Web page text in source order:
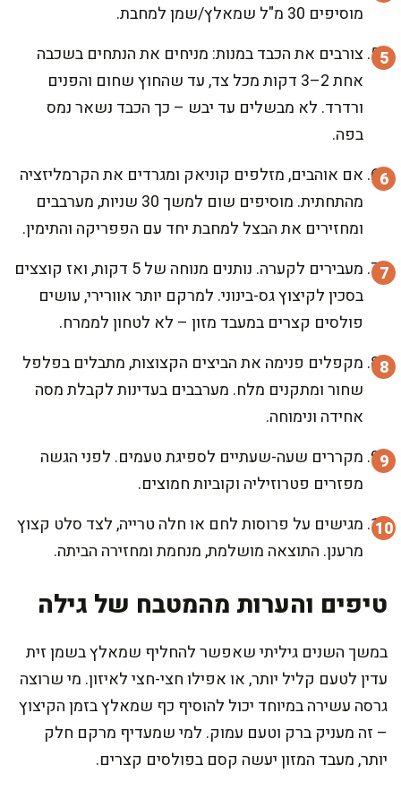
מוסיפים 30 מ"ל שמאלץ/שמן למחבת.
צורבים את הכבד במנות: מניחים את הנתחים בשכבה
אחת 2–3 דקות מכל צד, עד שהחוץ שחום והפנים
ורדרד. לא מבשלים עד יבש – כך הכבד נשאר נמס
בפה.
אם אוהבים, מזלפים קוניאק ומגרדים את הקרמליזציה
מהתחתית. מוסיפים שום למשך 30 שניות, מערבבים
ומחזירים את הבצל למחבת יחד עם הפפריקה והתימין.
מעבירים לקערה. נותנים מנוחה של 5 דקות, ואז קוצצים
בסכין לקיצוץ גס-בינוני. למרקם יותר אוורירי, עושים
פולסים קצרים במעבד מזון – לא לטחון לממרח.
מקפלים פנימה את הביצים הקצוצות, מתבלים בפלפל
שחור ומתקנים מלח. מערבבים בעדינות לקבלת מסה
אחידה ונימוחה.
מקררים שעה-שעתיים לספיגת טעמים. לפני הגשה
מפזרים פטרוזיליה וקוביות חמוצים.
מגישים על פרוסות לחם או חלה טרייה, לצד סלט קצוץ
מרענן. התוצאה מושלמת, מנחמת ומחזירה הביתה.
טיפים והערות מהמטבח של גילה
במשך השנים גיליתי שאפשר להחליף שמאלץ בשמן זית
עדין לטעם קליל יותר, או אפילו חצי-חצי לאיזון. מי שרוצה
גרסה עשירה במיוחד יכול להוסיף כף שמאלץ בזמן הקיצוץ
– זה מעניק ברק וטעם עמוק. למי שמעדיף מרקם חלק
יותר, מעבד המזון יעשה קסם בפולסים קצרים.